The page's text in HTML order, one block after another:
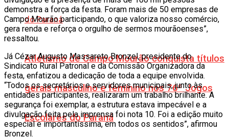
Atletismo de Campo Mourão conquista títulos
gerais masculino e feminino nos 76º Jogos
Escolares do Paraná
demonstra a força da festa. Foram mais de 50 empresas de
Campo Mourão participando, o que valoriza nosso comércio,
gera renda e reforça o orgulho de sermos mourãoenses”,
ressaltou.
Já Cézar Augusto Massareto Bronzel, presidente do
Sindicato Rural Patronal e da Comissão Organizadora da
festa, enfatizou a dedicação de toda a equipe envolvida.
“Todos os secretários e servidores municipais, junto às
entidades participantes, realizaram um trabalho brilhante. A
segurança foi exemplar, a estrutura estava impecável e a
divulgação feita pela imprensa foi nota 10. Foi a edição muito
especial e importantíssima, em todos os sentidos”, afirmou
Bronzel.